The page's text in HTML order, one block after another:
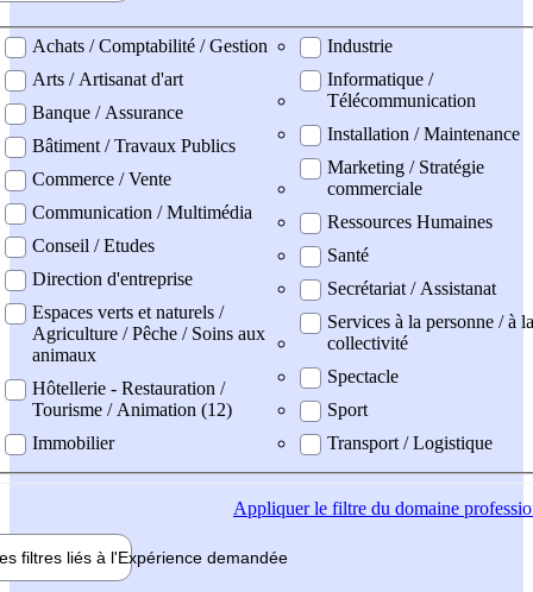
professionel
Achats / Comptabilité / Gestion
Arts / Artisanat d'art
Banque / Assurance
Bâtiment / Travaux Publics
Commerce / Vente
Communication / Multimédia
Conseil / Etudes
Direction d'entreprise
Espaces verts et naturels /
Agriculture / Pêche / Soins aux
animaux
Hôtellerie - Restauration /
Tourisme / Animation (12)
Immobilier
Industrie
Informatique /
Télécommunication
Installation / Maintenance
Marketing / Stratégie
commerciale
Ressources Humaines
Santé
Secrétariat / Assistanat
Services à la personne / à la
collectivité
Spectacle
Sport
Transport / Logistique
Appliquerle filtre du domaine
filtres liés à l'Expérience demandée